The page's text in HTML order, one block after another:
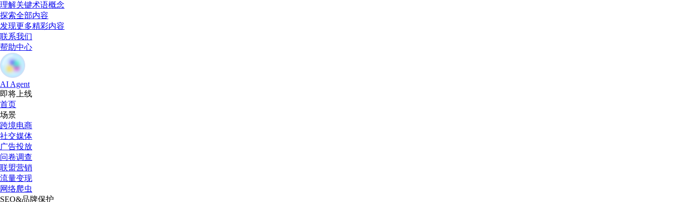
理解关键术语概念
探索全部内容
发现更多精彩内容
联系我们
帮助中心
AI Agent
即将上线
首页
场景
跨境电商
社交媒体
广告投放
问卷调查
联盟营销
流量变现
网络爬虫
SEO&品牌保护